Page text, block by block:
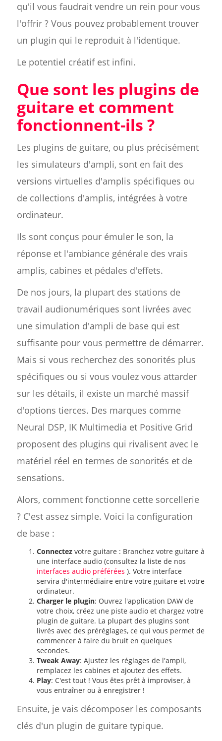
qu'il vous faudrait vendre un rein pour vous
l'offrir ? Vous pouvez probablement trouver
un plugin qui le reproduit à l'identique.
Le potentiel créatif est infini.
Que sont les plugins de
guitare et comment
fonctionnent-ils ?
Les plugins de guitare, ou plus précisément
les simulateurs d'ampli, sont en fait des
versions virtuelles d'amplis spécifiques ou
de collections d'amplis, intégrées à votre
ordinateur.
Ils sont conçus pour émuler le son, la
réponse et l'ambiance générale des vrais
amplis, cabines et pédales d'effets.
De nos jours, la plupart des stations de
travail audionumériques sont livrées avec
une simulation d'ampli de base qui est
suffisante pour vous permettre de démarrer.
Mais si vous recherchez des sonorités plus
spécifiques ou si vous voulez vous attarder
sur les détails, il existe un marché massif
d'options tierces. Des marques comme
Neural DSP, IK Multimedia et Positive Grid
proposent des plugins qui rivalisent avec le
matériel réel en termes de sonorités et de
sensations.
Alors, comment fonctionne cette sorcellerie
? C'est assez simple. Voici la configuration
de base :
Connectezvotre guitare : Branchez votre guitare à
une interface audio (consultez la liste de nos
interfaces audio préférées ). Votre interface
servira d'intermédiaire entre votre guitare et votre
ordinateur.
Charger le plugin: Ouvrez l'application DAW de
votre choix, créez une piste audio et chargez votre
plugin de guitare. La plupart des plugins sont
livrés avec des préréglages, ce qui vous permet de
commencer à faire du bruit en quelques
secondes.
Tweak Away: Ajustez les réglages de l'ampli,
remplacez les cabines et ajoutez des effets.
Play: C'est tout ! Vous êtes prêt à improviser, à
vous entraîner ou à enregistrer !
Ensuite, je vais décomposer les composants
clés d'un plugin de guitare typique.